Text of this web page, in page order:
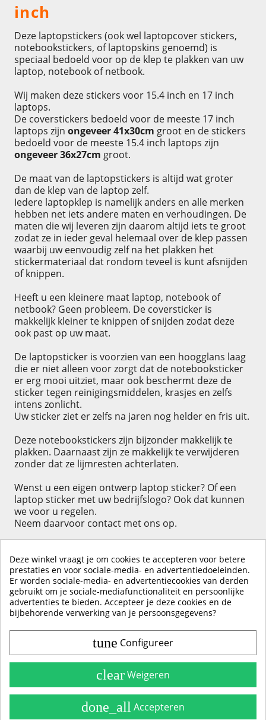
inch
Deze laptopstickers (ook wel laptopcover stickers,
notebookstickers, of laptopskins genoemd) is
speciaal bedoeld voor op de klep te plakken van uw
laptop, notebook of netbook.
Wij maken deze stickers voor 15.4 inch en 17 inch
laptops.
De coverstickers bedoeld voor de meeste 17 inch
laptops zijn ongeveer 41x30cm groot en de stickers
bedoeld voor de meeste 15.4 inch laptops zijn
ongeveer 36x27cm groot.
De maat van de laptopstickers is altijd wat groter
dan de klep van de laptop zelf.
Iedere laptopklep is namelijk anders en alle merken
hebben net iets andere maten en verhoudingen. De
maten die wij leveren zijn daarom altijd iets te groot
zodat ze in ieder geval helemaal over de klep passen
waarbij uw eenvoudig zelf na het plakken het
stickermateriaal dat rondom teveel is kunt afsnijden
of knippen.
Heeft u een kleinere maat laptop, notebook of
netbook? Geen probleem. De coversticker is
makkelijk kleiner te knippen of snijden zodat deze
ook past op uw maat.
De laptopsticker is voorzien van een hoogglans laag
die er niet alleen voor zorgt dat de notebooksticker
er erg mooi uitziet, maar ook beschermt deze de
sticker tegen reinigingsmiddelen, krasjes en zelfs
intens zonlicht.
Uw sticker ziet er zelfs na jaren nog helder en fris uit.
Deze notebookstickers zijn bijzonder makkelijk te
plakken. Daarnaast zijn ze makkelijk te verwijderen
zonder dat ze lijmresten achterlaten.
Wenst u een eigen ontwerp laptop sticker? Of een
laptop sticker met uw bedrijfslogo? Ook dat kunnen
we voor u regelen.
Neem daarvoor contact met ons op.
KLIK HIER OM EEN ​​RECENSIE ACHTER TE LATEN
Deze winkel vraagt je om cookies te accepteren voor betere
prestaties en voor sociale-media- en advertentiedoeleinden.
Er worden sociale-media- en advertentiecookies van derden
gebruikt om je sociale-mediafunctionaliteit en persoonlijke
advertenties te bieden. Accepteer je deze cookies en de
bijbehorende verwerking van je persoonsgegevens?
tune Configureer
clearWeigeren
done_all Accepteren